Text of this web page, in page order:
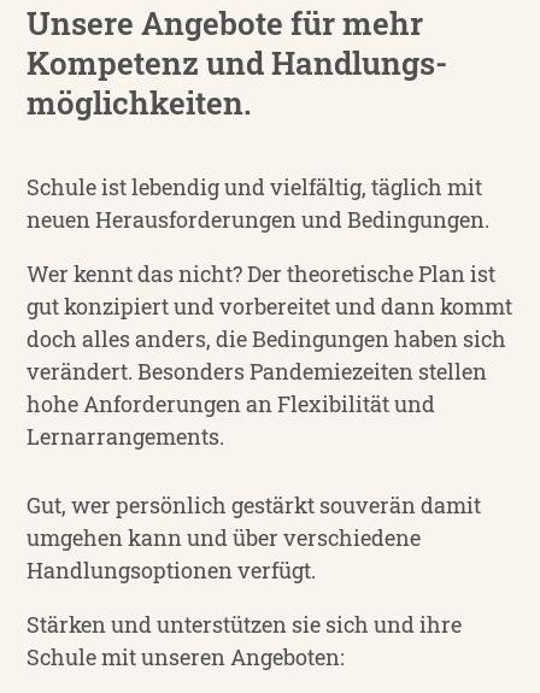
Unsere Angebote für mehr
Kompetenz und Handlungs­
möglich­keiten.
Schule ist lebendig und vielfältig, täglich mit
neuen Heraus­forde­rungen und Bedingungen.
Wer kennt das nicht? Der theoretische Plan ist
gut konzipiert und vorbereitet und dann kommt
doch alles anders, die Bedingungen haben sich
verändert. Besonders Pandemie­zeiten stellen
hohe Anforde­rungen an Flexibilität und
Lernarrangements.
Gut, wer persönlich gestärkt souverän damit
umgehen kann und über verschiedene
Handlungs­optionen verfügt.
Stärken und unterstützen sie sich und ihre
Schule mit unseren Angeboten: